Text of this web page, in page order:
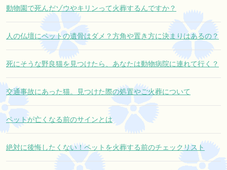
動物園で死んだゾウやキリンって火葬するんですか？
人の仏壇にペットの遺骨はダメ？方角や置き方に決まりはあるの？
死にそうな野良猫を見つけたら、あなたは動物病院に連れて行く？
交通事故にあった猫。見つけた際の処置やご火葬について
ペットが亡くなる前のサインとは
絶対に後悔したくない！ペットを火葬する前のチェックリスト